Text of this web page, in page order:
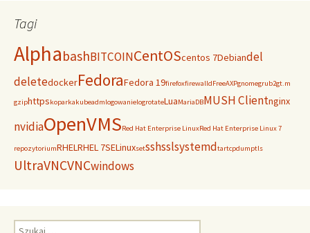
Tagi
AlphabashBITCOINCentOScentos 7Debiandel
deletedockerFedoraFedora 19firefoxfirewalldFreeAXPgnomegrub2gt.m
gziphttpskoparkakubeadmlogowanielogrotateLuaMariaDBMUSH Clientnginx
nvidiaOpenVMSRed Hat Enterprise LinuxRed Hat Enterprise Linux 7
repozytoriumRHELRHEL 7SELinuxsetsshsslsystemdtartcpdumptls
UltraVNCVNCwindows
Szukaj: